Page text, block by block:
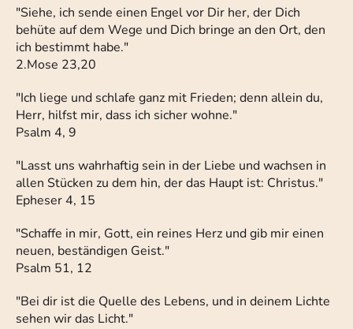
"Siehe, ich sende einen Engel vor Dir her, der Dich
behüte auf dem Wege und Dich bringe an den Ort, den
ich bestimmt habe."
2.Mose 23,20
"Ich liege und schlafe ganz mit Frieden; denn allein du,
Herr, hilfst mir, dass ich sicher wohne."
Psalm 4, 9
"Lasst uns wahrhaftig sein in der Liebe und wachsen in
allen Stücken zu dem hin, der das Haupt ist: Christus."
Epheser 4, 15
"Schaffe in mir, Gott, ein reines Herz und gib mir einen
neuen, beständigen Geist."
Psalm 51, 12
"Bei dir ist die Quelle des Lebens, und in deinem Lichte
sehen wir das Licht."